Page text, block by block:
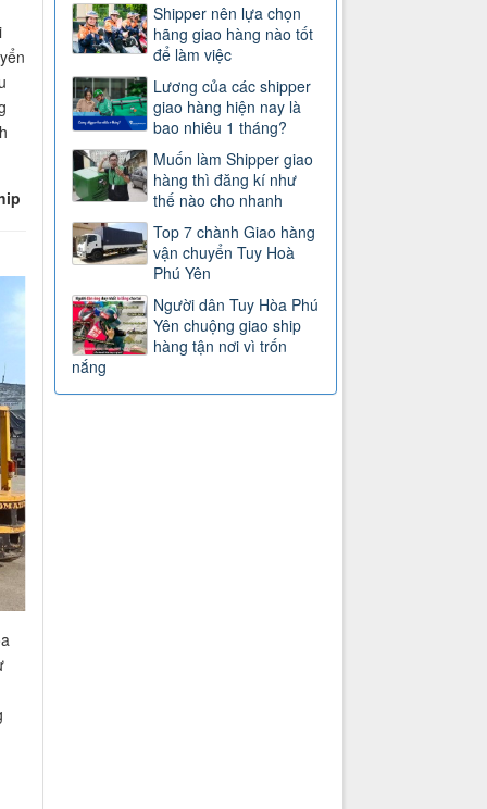
Shipper nên lựa chọn
hãng giao hàng nào tốt
để làm việc
Lương của các shipper
giao hàng hiện nay là
bao nhiêu 1 tháng?
Muốn làm Shipper giao
hàng thì đăng kí như
thế nào cho nhanh
Top 7 chành Giao hàng
vận chuyển Tuy Hoà
Phú Yên
Người dân Tuy Hòa Phú
Yên chuộng giao ship
hàng tận nơi vì trốn
nắng